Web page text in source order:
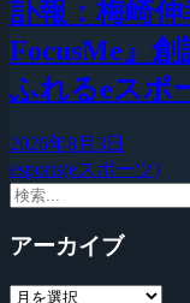
訃報：梅崎
FocusMe』
ふれるeスポ
2026年8月3日
esports(eスポーツ)
アーカイブ